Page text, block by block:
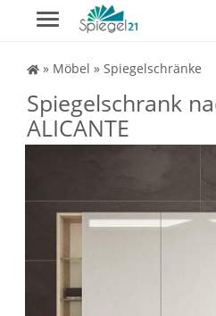
Spiegel Shop
» Möbel » Spiegelschränke
Spiegelschrank
ALICANTE